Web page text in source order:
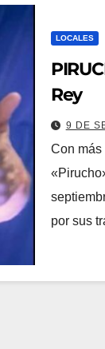
LOCALES
Rey
9 DE
Con más
por sus